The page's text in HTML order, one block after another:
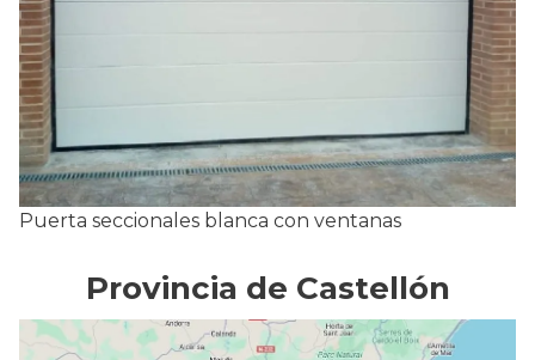
Puerta seccionales blanca con ventanas
Provincia de Castellón